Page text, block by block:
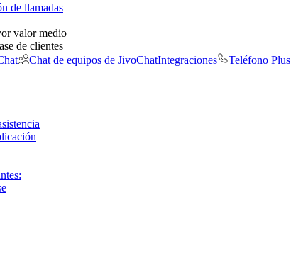
de llamadas
valor medio
de clientes
Chat de equipos de JivoChatIntegraciones Teléfono Plus